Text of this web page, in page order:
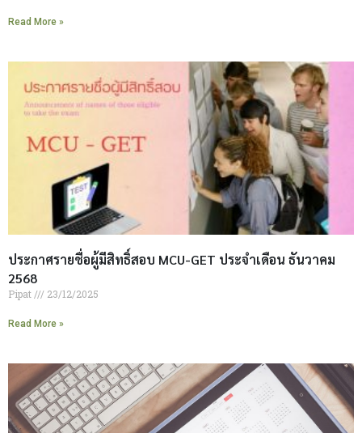
Read More »
ประกาศรายชื่อผู้มีสิทธิ์สอบ MCU-GET ประจำเดือน ธันวาคม
2568
Pipat 23/12/2025
Read More »